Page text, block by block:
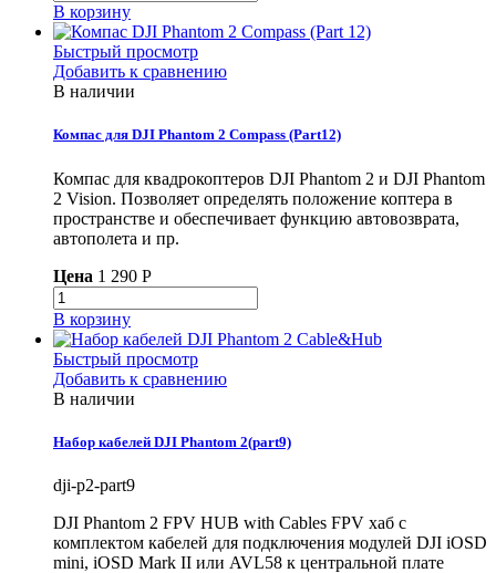
В корзину
Быстрый просмотр
Добавить к сравнению
В наличии
Компас для DJI Phantom 2 Compass (Part12)
Компас для квадрокоптеров DJI Phantom 2 и DJI Phantom
2 Vision. Позволяет определять положение коптера в
пространстве и обеспечивает функцию автовозврата,
автополета и пр.
Цена 1 290 P
В корзину
Быстрый просмотр
Добавить к сравнению
В наличии
Набор кабелей DJI Phantom 2(part9)
dji-p2-part9
DJI Phantom 2 FPV HUB with Cables FPV хаб с
комплектом кабелей для подключения модулей DJI iOSD
mini, iOSD Mark II или AVL58 к центральной плате